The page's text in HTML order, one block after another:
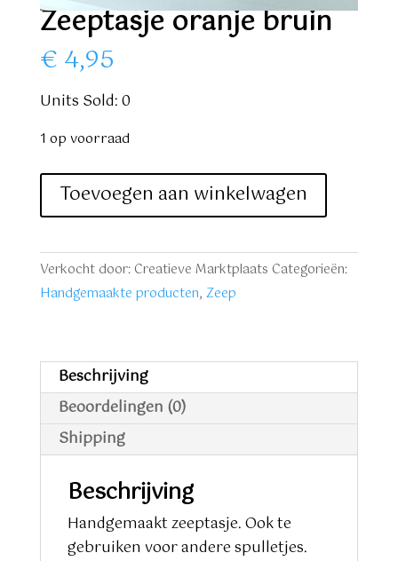
Zeeptasje oranje bruin
€ 4,95
Units Sold: 0
1 op voorraad
Zeeptasje
oranje
aantal
Toevoegen aan winkelwagen
Verkocht door: Creatieve Marktplaats Categorieën:
Handgemaakte producten, Zeep
Beschrijving
Beoordelingen (0)
Shipping
Beschrijving
Handgemaakt zeeptasje. Ook te
gebruiken voor andere spulletjes.